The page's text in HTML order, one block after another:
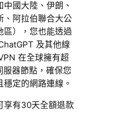
中國大陸、伊朗、
、阿拉伯聯合大公
區），您也能透過
及其他線
在全球擁有超
器節點，確保您
穩定的網路連線。
享有30天全額退款